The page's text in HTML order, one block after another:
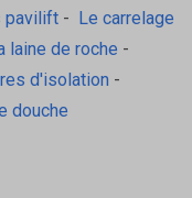
pavilift-
Le carrelage
laine de roche -
d'isolation -
douche